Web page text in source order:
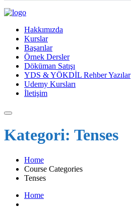
Hakkımızda
Kurslar
Başarılar
Örnek Dersler
Döküman Satışı
YDS & YÖKDİL Rehber Yazılar
Udemy Kursları
İletişim
Kategori: Tenses
Home
Course Categories
Tenses
Home